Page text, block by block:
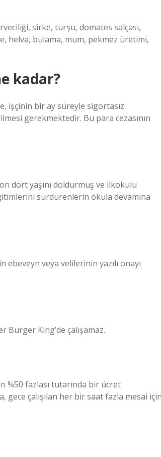
sirke, turşu, domates salçası,
helva, bulama, mum, pekmez üretimi,
kadar?
işçinin bir ay süreyle sigortasız
gerekmektedir. Bu para cezasının
on dört yaşını doldurmuş ve ilkokulu
sürdürenlerin okula devamına
veya velilerinin yazılı onayı
Burger King’de çalışamaz.
%50 fazlası tutarında bir ücret
çalışılan her bir saat fazla mesai için